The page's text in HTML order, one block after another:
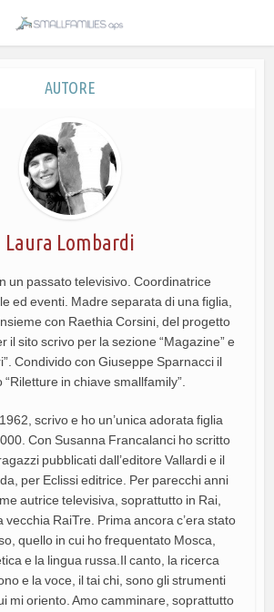
AUTORE
Laura Lombardi
un passato televisivo. Coordinatrice
ed eventi. Madre separata di una figlia,
con Raethia Corsini, del progetto
il sito scrivo per la sezione “Magazine” e
Condivido con Giuseppe Sparnacci il
“Riletture in chiave smallfamily”.
scrivo e ho un’unica adorata figlia
Con Susanna Francalanci ho scritto
pubblicati dall’editore Vallardi e il
per Eclissi editrice. Per parecchi anni
autrice televisiva, soprattutto in Rai,
vecchia RaiTre. Prima ancora c’era stato
quello in cui ho frequentato Mosca,
e la lingua russa.Il canto, la ricerca
e la voce, il tai chi, sono gli strumenti
mi oriento. Amo camminare, soprattutto